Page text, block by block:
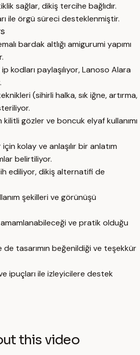
sağlar, dikiş tercihe bağlıdır.
ile örgü süreci desteklenmiştir.
bardak altlığı amigurumi yapımı
kodları paylaşılıyor, Lanoso Alara
(sihirli halka, sık iğne, artırma,
kilitli gözler ve boncuk elyaf kullanımı
kolay ve anlaşılır bir anlatım
belirtiliyor.
ediliyor, dikiş alternatifi de
şekilleri ve görünüşü
ve pratik olduğu
de tasarımın beğenildiği ve teşekkür
ipuçları ile izleyicilere destek
this video